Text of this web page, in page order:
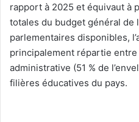
rapport à 2025 et équivaut à
totales du budget général de
parlementaires disponibles,
principalement répartie
administrative (51 % de
filières éducatives du pays.